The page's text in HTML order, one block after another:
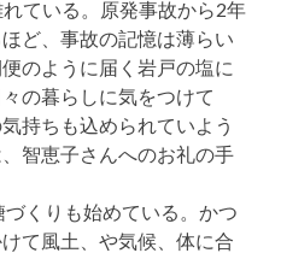
ている。原発事故から2年
ど、事故の記憶は薄らい
のように届く岩戸の塩に
の暮らしに気をつけて
持ちも込められていよう
智恵子さんへのお礼の手
くりも始めている。かつ
て風土、や気候、体に合